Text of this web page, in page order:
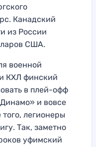
Канадский
из России
США.
военной
КХЛ финский
в плей-офф
и вовсе
легионеры
Так, заметно
уфимский